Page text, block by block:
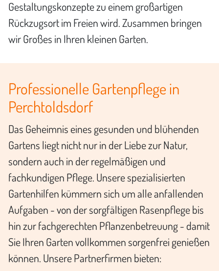
Gestaltungskonzepte zu einem großartigen
Rückzugsort im Freien wird. Zusammen bringen
wir Großes in Ihren kleinen Garten.
Professionelle Gartenpflege in
Perchtoldsdorf
Das Geheimnis eines gesunden und blühenden
Gartens liegt nicht nur in der Liebe zur Natur,
sondern auch in der regelmäßigen und
fachkundigen Pflege. Unsere spezialisierten
Gartenhilfen kümmern sich um alle anfallenden
Aufgaben - von der sorgfältigen Rasenpflege bis
hin zur fachgerechten Pflanzenbetreuung - damit
Sie Ihren Garten vollkommen sorgenfrei genießen
können. Unsere Partnerfirmen bieten: